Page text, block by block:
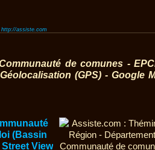
http://assiste.com
de comunes -
(GPS) - Google